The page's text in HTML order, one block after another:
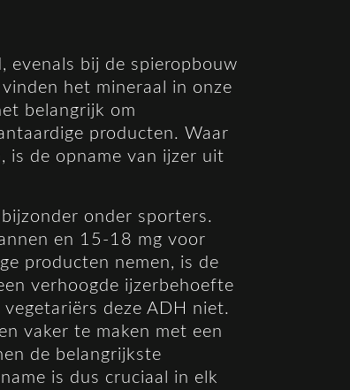
evenals bij de spieropbouw
het mineraal in onze
belangrijk om
producten. Waar
is de opname van ijzer uit
onder sporters.
en 15-18 mg voor
producten nemen, is de
verhoogde ijzerbehoefte
deze ADH niet.
vaker te maken met een
de belangrijkste
is dus cruciaal in elk